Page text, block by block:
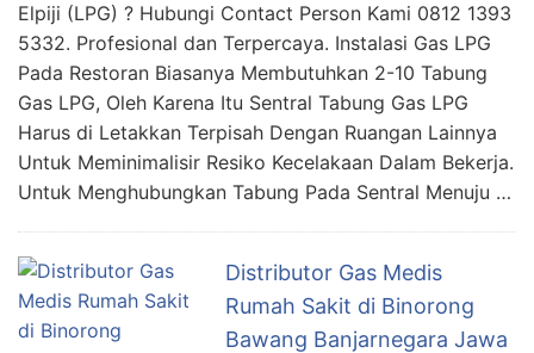
Elpiji (LPG) ? Hubungi Contact Person Kami 0812 1393
5332. Profesional dan Terpercaya. Instalasi Gas LPG
Pada Restoran Biasanya Membutuhkan 2-10 Tabung
Gas LPG, Oleh Karena Itu Sentral Tabung Gas LPG
Harus di Letakkan Terpisah Dengan Ruangan Lainnya
Untuk Meminimalisir Resiko Kecelakaan Dalam Bekerja.
Untuk Menghubungkan Tabung Pada Sentral Menuju …
Distributor Gas Medis
Rumah Sakit di Binorong
Bawang Banjarnegara Jawa